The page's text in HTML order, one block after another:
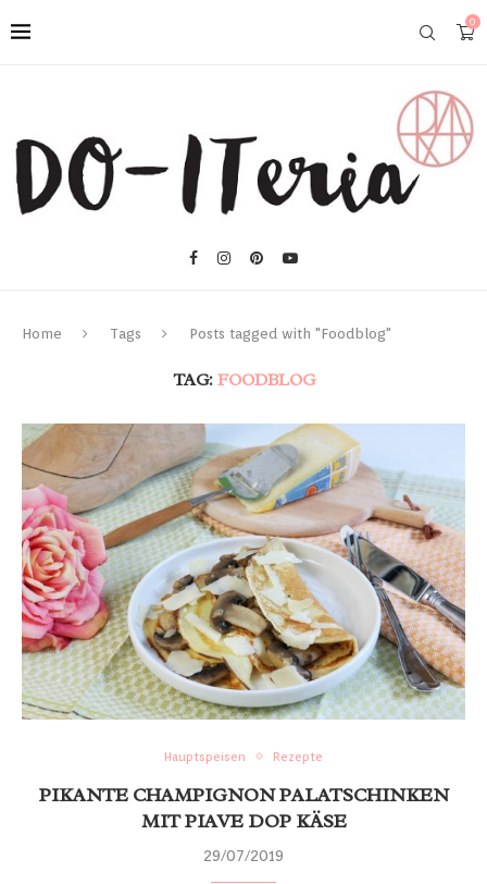
0
Home Tags Posts tagged with "Foodblog"
TAG: FOODBLOG
Hauptspeisen Rezepte
PIKANTE CHAMPIGNON PALATSCHINKEN
MIT PIAVE DOP KÄSE
29/07/2019